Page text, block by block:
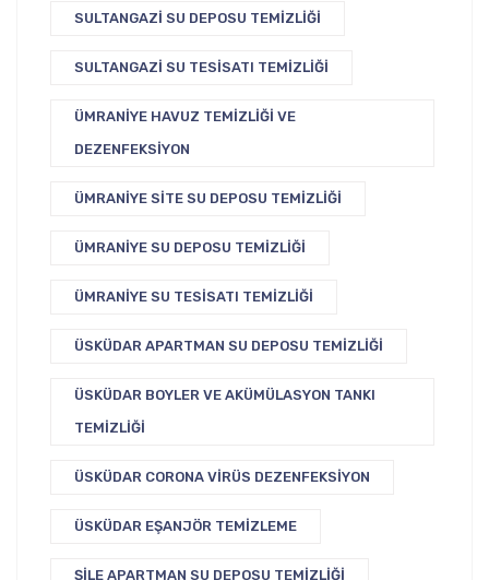
SULTANGAZI SU DEPOSU TEMIZLIĞI
SULTANGAZI SU TESISATI TEMIZLIĞI
ÜMRANIYE HAVUZ TEMIZLIĞI VE
DEZENFEKSIYON
ÜMRANIYE SITE SU DEPOSU TEMIZLIĞI
ÜMRANIYE SU DEPOSU TEMIZLIĞI
ÜMRANIYE SU TESISATI TEMIZLIĞI
ÜSKÜDAR APARTMAN SU DEPOSU TEMIZLIĞI
ÜSKÜDAR BOYLER VE AKÜMÜLASYON TANKI
TEMIZLIĞI
ÜSKÜDAR CORONA VIRÜS DEZENFEKSIYON
ÜSKÜDAR EŞANJÖR TEMIZLEME
ŞILE APARTMAN SU DEPOSU TEMIZLIĞI